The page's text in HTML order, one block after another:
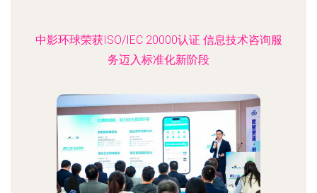
中影环球荣获ISO/IEC 20000认证 信息技术咨询服
务迈入标准化新阶段